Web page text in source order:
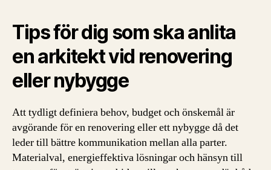
Tips för dig som ska anlita
en arkitekt vid renovering
eller nybygge
Att tydligt definiera behov, budget och önskemål är
avgörande för en renovering eller ett nybygge då det
leder till bättre kommunikation mellan alla parter.
Materialval, energieffektiva lösningar och hänsyn till